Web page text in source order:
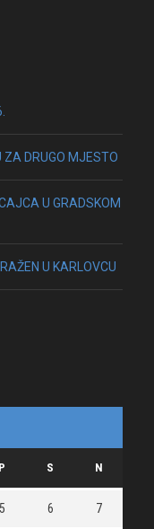
ZA DRUGO MJESTO
U GRADSKOM
U KARLOVCU
P S N
5 6 7